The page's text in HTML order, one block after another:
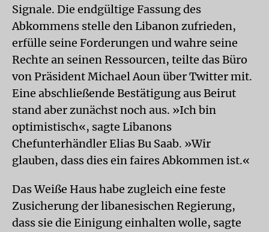
Signale. Die endgültige Fassung des
Abkommens stelle den Libanon zufrieden,
erfülle seine Forderungen und wahre seine
Rechte an seinen Ressourcen, teilte das Büro
von Präsident Michael Aoun über Twitter mit.
Eine abschließende Bestätigung aus Beirut
stand aber zunächst noch aus. »Ich bin
optimistisch«, sagte Libanons
Chefunterhändler Elias Bu Saab. »Wir
glauben, dass dies ein faires Abkommen ist.«
Das Weiße Haus habe zugleich eine feste
Zusicherung der libanesischen Regierung,
dass sie die Einigung einhalten wolle, sagte